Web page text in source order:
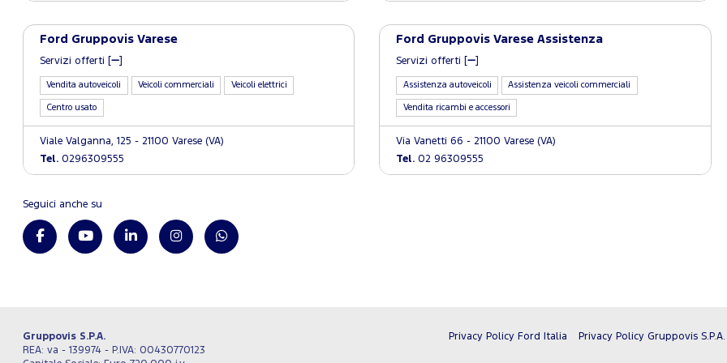
Ford Gruppovis Varese
Servizi offerti [
Vendita autoveicoli Veicoli commerciali Veicoli elettrici
Centro usato
Viale Valganna, 125 - 21100 Varese (VA)
Tel. 0296309555
Ford Gruppovis Varese Assistenza
Servizi offerti [
Assistenza autoveicoli Assistenza veicoli commerciali
Vendita ricambi e accessori
Via Vanetti 66 - 21100 Varese (VA)
Tel. 02 96309555
Seguici anche su
Gruppovis S.P.A.
REA: va - 139974 - P.IVA: 00430770123
Privacy Policy Ford Italia Privacy Policy Gruppovis S.P.A.